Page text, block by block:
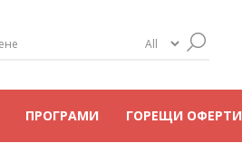
ПРОГРАМИ ГОРЕЩИ ОФЕРТИ